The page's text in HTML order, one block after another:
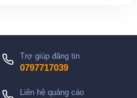
Trợ giúp đăng tin
0797717039
Liên hệ quảng cáo